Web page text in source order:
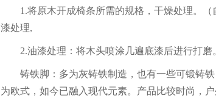
1.将原木开成椅条所需的规格，干燥处理。
漆处理,
2.油漆处理：将木头喷涂几遍底漆后进行打
铸铁脚： 多为灰铸铁制造，也有一些可锻铸
为欧式，如今已融入现代元素。产品比较时尚，户